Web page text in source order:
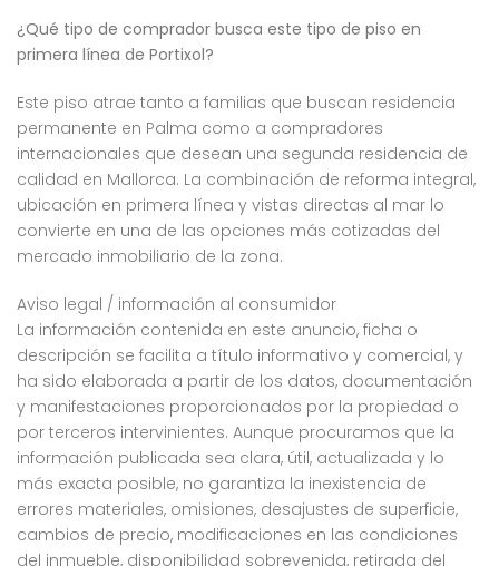
¿Qué tipo de comprador busca este tipo de piso en
primera línea de Portixol?
Este piso atrae tanto a familias que buscan residencia
permanente en Palma como a compradores
internacionales que desean una segunda residencia de
calidad en Mallorca. La combinación de reforma integral,
ubicación en primera línea y vistas directas al mar lo
convierte en una de las opciones más cotizadas del
mercado inmobiliario de la zona.
Aviso legal / información al consumidor
La información contenida en este anuncio, ficha o
descripción se facilita a título informativo y comercial, y
ha sido elaborada a partir de los datos, documentación
y manifestaciones proporcionados por la propiedad o
por terceros intervinientes. Aunque procuramos que la
información publicada sea clara, útil, actualizada y lo
más exacta posible, no garantiza la inexistencia de
errores materiales, omisiones, desajustes de superficie,
cambios de precio, modificaciones en las condiciones
del inmueble, disponibilidad sobrevenida, retirada del